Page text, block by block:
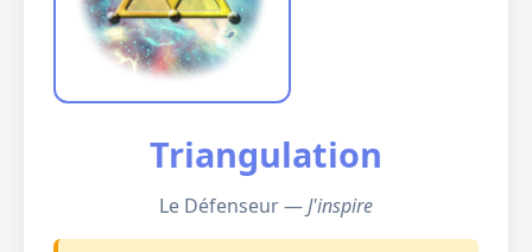
Triangulation
Le Défenseur —J'inspire